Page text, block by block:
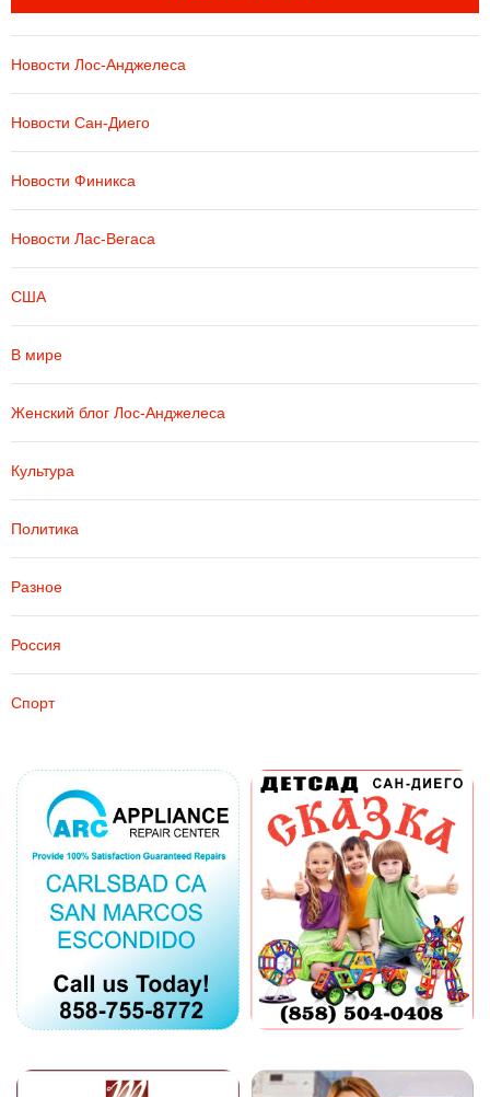
Новости Лос-Анджелеса
Новости Сан-Диего
Новости Финикса
Новости Лас-Вегаса
США
В мире
Женский блог Лос-Анджелеса
Культура
Политика
Разное
Россия
Спорт